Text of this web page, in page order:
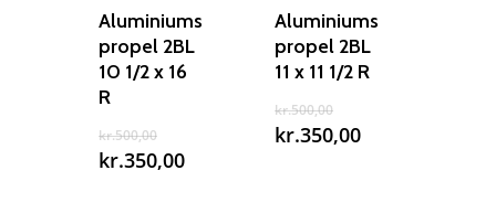
Aluminiums
propel 2BL
10 1/2 x 16
R
kr.500,00Den
oprindelige
kr.350,00Den
Aluminiums
propel 2BL
11 x 11 1/2 R
kr.500,00Den
oprindelige
kr.350,00Den